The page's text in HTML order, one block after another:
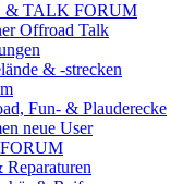
& TALK FORUM
Offroad Talk
& -strecken
Fun- & Plauderecke
neue User